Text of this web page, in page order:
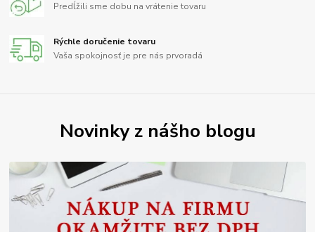
Predĺžili sme dobu na vrátenie tovaru
Rýchle doručenie tovaru
Vaša spokojnosť je pre nás prvoradá
Novinky z nášho blogu